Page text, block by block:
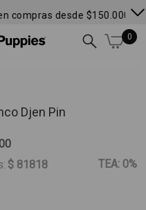
compras desde $150.000 •
0
Djen Pin
$ 81818 TEA: 0%